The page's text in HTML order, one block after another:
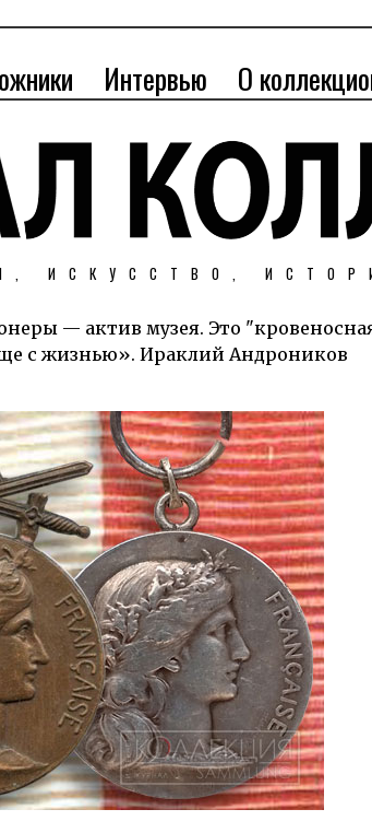
Интервью О
ИСКУССТВО,
— актив музея. Это
с жизнью». Ираклий Андроников